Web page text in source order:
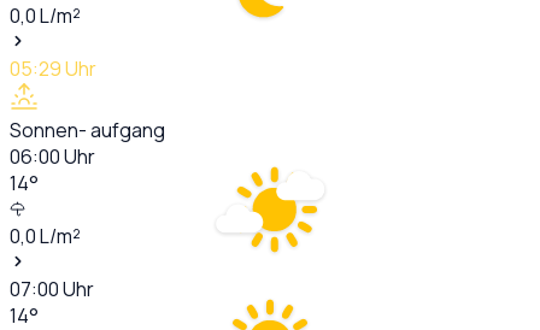
0,0L/m²
05:29Uhr
Sonnen- aufgang
06:00Uhr
14°
0,0L/m²
07:00Uhr
14°